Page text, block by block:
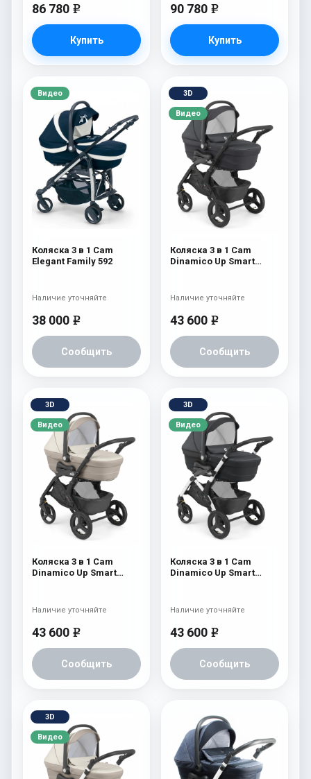
86 780 e
Купить
90 780 e
Купить
Видео
Коляска 3 в 1 Cam
Elegant Family 592
38 000 e
Сообщить
Наличие уточняйте
3D
Видео
Коляска 3 в 1 Cam
Dinamico Up Smart
43 600 e
Сообщить
Наличие уточняйте
3D
Видео
Коляска 3 в 1 Cam
Dinamico Up Smart
43 600 e
Сообщить
Наличие уточняйте
3D
Видео
Коляска 3 в 1 Cam
Dinamico Up Smart
43 600 e
Сообщить
Наличие уточняйте
3D
Видео